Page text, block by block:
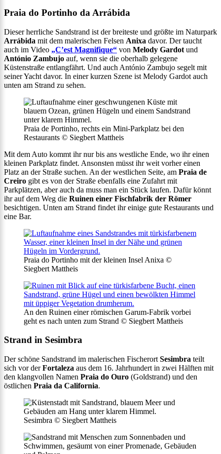
Praia do Portinho da Arrábida
Dieser herrliche Sandstrand ist der breiteste und größte im Naturpark
Arrábida mit dem malerischen Felsen Anixa davor. Der taucht
auch im Video „C’est Magnifique“ von Melody Gardot und
António Zambujo auf, wenn sie die oberhalb gelegene
Küstenstraße entlangfährt. Und auch António Zambujo segelt mit
seiner Yacht davor. In einer kurzen Szene ist Melody Gardot auch
unten am Strand zu sehen.
Praia de Portinho, rechts ein Mini-Parkplatz bei den
Restaurants © Siegbert Mattheis
Mit dem Auto kommt ihr nur bis ans westliche Ende, wo ihr einen
kleinen Parkplatz findet. Ansonsten müsst ihr weit vorher einen
Platz an der Straße suchen. An der westlichen Seite, am Praia de
Creiro gibt es von der Straße ebenfalls eine Zufahrt mit
Parkplätzen, aber auch da muss man ein Stück laufen. Dafür könnt
ihr auf dem Weg die Ruinen einer Fischfabrik der Römer
besichtigen. Unten am Strand findet ihr einige gute Restaurants und
eine Bar.
Praia do Portinho mit der kleinen Insel Anixa ©
Siegbert Mattheis
An den Ruinen einer römischen Garum-Fabrik vorbei
geht es nach unten zum Strand © Siegbert Mattheis
Strand in Sesimbra
Der schöne Sandstrand im malerischen Fischerort Sesimbra teilt
sich vor derFortaleza aus dem 16. Jahrhundert in zwei Hälften mit
den klangvollen Namen Praia do Ouro (Goldstrand) und den
östlichen Praia da California.
Sesimbra © Siegbert Mattheis